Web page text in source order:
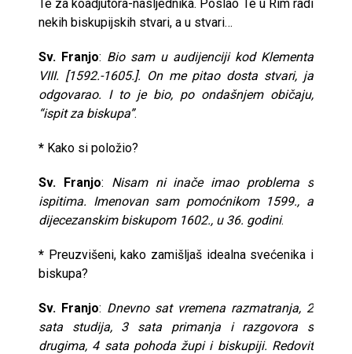
Te za koadjutora-nasljednika. Poslao Te u Rim radi
nekih biskupijskih stvari, a u stvari…
Sv. Franjo: Bio sam u audijenciji kod Klementa
VIII. [1592.-1605.]. On me pitao dosta stvari, ja
odgovarao. I to je bio, po ondašnjem običaju,
“ispit za biskupa”.
* Kako si položio?
Sv. Franjo: Nisam ni inače imao problema s
ispitima. Imenovan sam pomoćnikom 1599., a
dijecezanskim biskupom 1602., u 36. godini.
* Preuzvišeni, kako zamišljaš idealna svećenika i
biskupa?
Sv. Franjo: Dnevno sat vremena razmatranja, 2
sata studija, 3 sata primanja i razgovora s
drugima, 4 sata pohoda župi i biskupiji. Redovit